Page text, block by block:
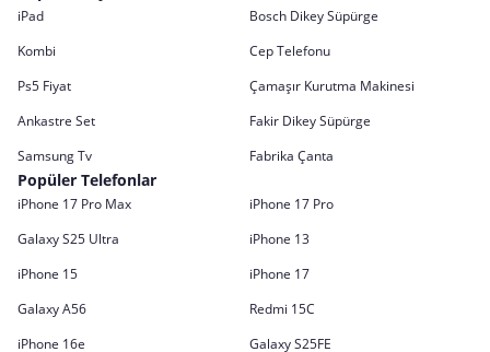
iPad
Bosch Dikey Süpürge
Kombi
Cep Telefonu
Ps5 Fiyat
Çamaşır Kurutma Makinesi
Ankastre Set
Fakir Dikey Süpürge
Samsung Tv
Fabrika Çanta
Popüler Telefonlar
iPhone 17 Pro Max
iPhone 17 Pro
Galaxy S25 Ultra
iPhone 13
iPhone 15
iPhone 17
Galaxy A56
Redmi 15C
iPhone 16e
Galaxy S25FE